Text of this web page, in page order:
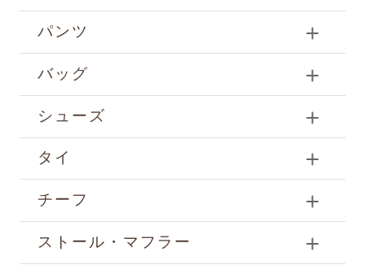
パンツ
バッグ
シューズ
タイ
チーフ
ストール・マフラー